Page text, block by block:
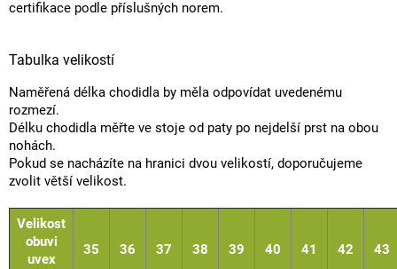
certifikace podle příslušných norem.
Tabulka velikostí
Naměřená délka chodidla by měla odpovídat uvedenému
rozmezí.
Délku chodidla měřte ve stoje od paty po nejdelší prst na obou
nohách.
Pokud se nacházíte na hranici dvou velikostí, doporučujeme
zvolit větší velikost.
Velikost
obuvi
uvex
35 36 37 38 39 40 41 42 43